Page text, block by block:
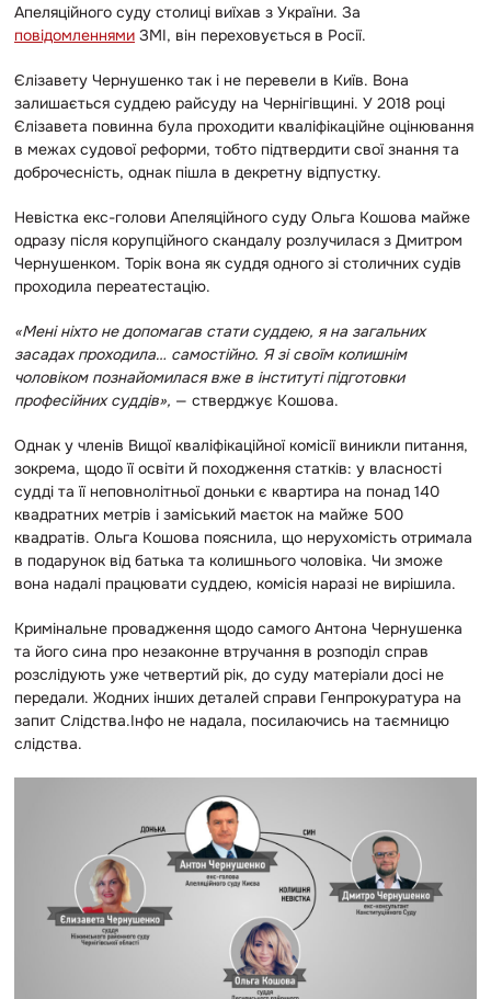
Апеляційного суду столиці виїхав з України. За
повідомленнями ЗМІ, він переховується в Росії.
Єлізавету Чернушенко так і не перевели в Київ. Вона
залишається суддею райсуду на Чернігівщині. У 2018 році
Єлізавета повинна була проходити кваліфікаційне оцінювання
в межах судової реформи, тобто підтвердити свої знання та
доброчесність, однак пішла в декретну відпустку.
Невістка екс-голови Апеляційного суду Ольга Кошова майже
одразу після корупційного скандалу розлучилася з Дмитром
Чернушенком. Торік вона як суддя одного зі столичних судів
проходила переатестацію.
«Мені ніхто не допомагав стати суддею, я на загальних
засадах проходила… самостійно. Я зі своїм колишнім
чоловіком познайомилася вже в інституті підготовки
професійних суддів», — стверджує Кошова.
Однак у членів Вищої кваліфікаційної комісії виникли питання,
зокрема, щодо її освіти й походження статків: у власності
судді та її неповнолітньої доньки є квартира на понад 140
квадратних метрів і заміський маєток на майже 500
квадратів. Ольга Кошова пояснила, що нерухомість отримала
в подарунок від батька та колишнього чоловіка. Чи зможе
вона надалі працювати суддею, комісія наразі не вирішила.
Кримінальне провадження щодо самого Антона Чернушенка
та його сина про незаконне втручання в розподіл справ
розслідують уже четвертий рік, до суду матеріали досі не
передали. Жодних інших деталей справи Генпрокуратура на
запит Слідства.Інфо не надала, посилаючись на таємницю
слідства.